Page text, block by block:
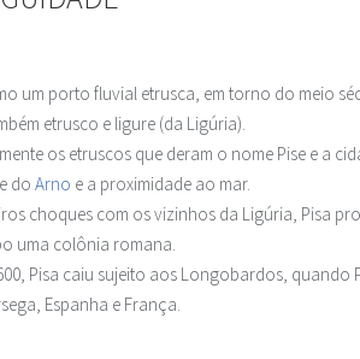
um porto fluvial etrusca, em torno do meio
etrusco e ligure (da Ligúria).
os etruscos que deram o nome Pise e a
do Arno e a proximidade ao mar.
choques com os vizinhos da Ligúria, Pisa
uma colônia romana.
Pisa caiu sujeito aos Longobardos,
Espanha e França.